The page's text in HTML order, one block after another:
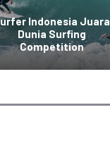
Indonesia Juara
Dunia Surfing
Competition